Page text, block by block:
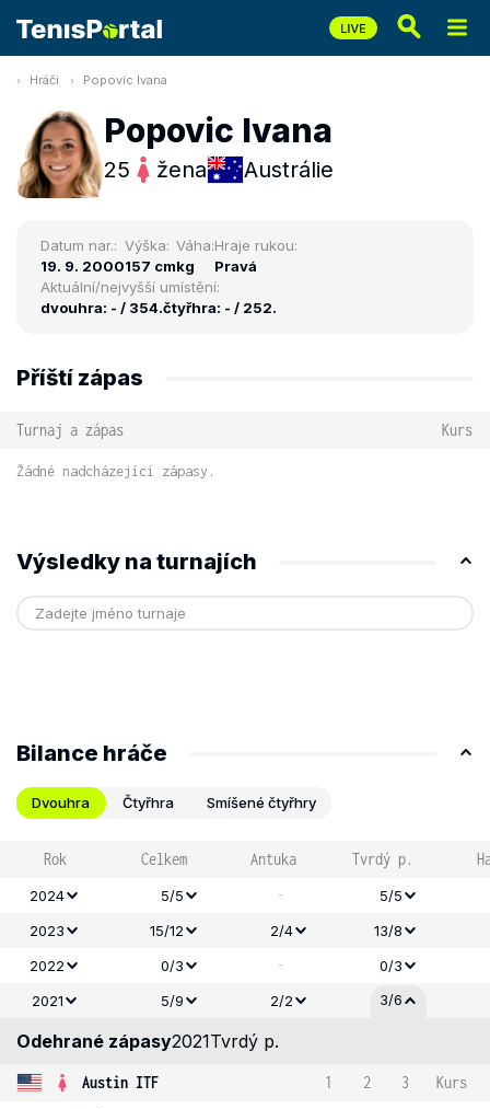
Hráči Popovic Ivana
Popovic Ivana
25 žena Austrálie
Datum nar.:
19. 9. 2000
Výška:
157 cm
Váha:
kg
Hraje rukou:
Pravá
Aktuální/nejvyšší umístění:
dvouhra: - / 354.čtyřhra: - / 252.
Příští zápas
Turnaj a zápas Kurs
Žádné nadcházející zápasy.
Výsledky na turnajích
Bilance hráče
Dvouhra Čtyřhra Smíšené čtyřhry
Rok Celkem Antuka Tvrdý p.
2024 5/5 -
5/5
2023
15/12 2/4
13/8
2022
0/3 -
0/3
2021
5/9 2/2 3/6
Odehrané zápasy2021Tvrdý p.
Austin ITF 1 2 3
Kurs